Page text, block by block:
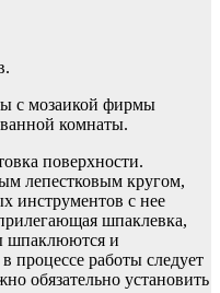
с мозаикой фирмы
комнаты.
поверхности.
лепестковым кругом,
инструментов с нее
шпаклевка,
шпаклюются и
процессе работы следует
обязательно установить